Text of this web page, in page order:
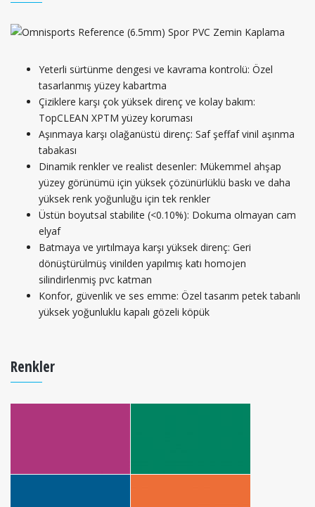
Yeterli sürtünme dengesi ve kavrama kontrolü: Özel
tasarlanmış yüzey kabartma
Çiziklere karşı çok yüksek direnç ve kolay bakım:
TopCLEAN XPTM yüzey koruması
Aşınmaya karşı olağanüstü direnç: Saf şeffaf vinil aşınma
tabakası
Dinamik renkler ve realist desenler: Mükemmel ahşap
yüzey görünümü için yüksek çözünürlüklü baskı ve daha
yüksek renk yoğunluğu için tek renkler
Üstün boyutsal stabilite (<0.10%): Dokuma olmayan cam
elyaf
Batmaya ve yırtılmaya karşı yüksek direnç: Geri
dönüştürülmüş vinilden yapılmış katı homojen
silindirlenmiş pvc katman
Konfor, güvenlik ve ses emme: Özel tasarım petek tabanlı
yüksek yoğunluklu kapalı gözeli köpük
Renkler